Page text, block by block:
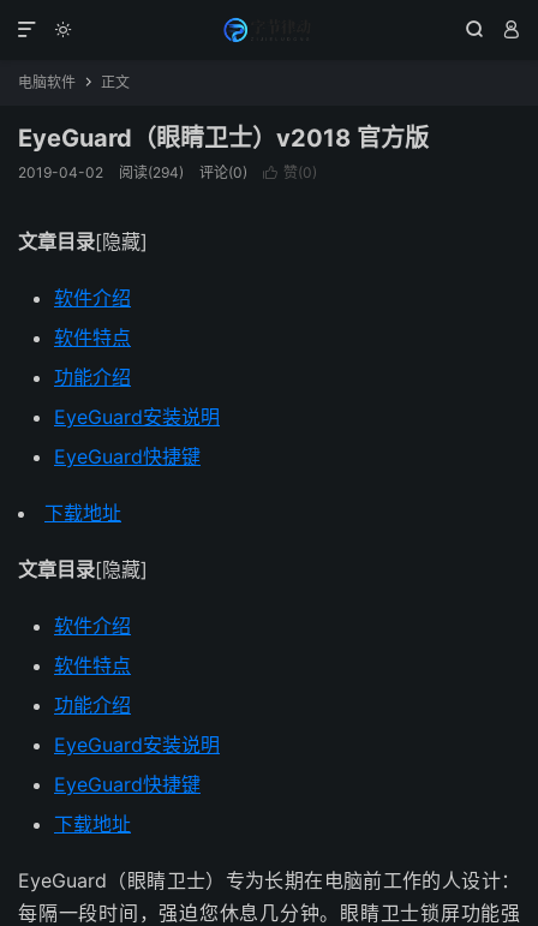
  

电脑软件  正文
EyeGuard（眼睛卫士）v2018 官方版
2019-04-02 阅读(294) 评论(0)  赞(0)
文章目录[隐藏]
软件介绍
软件特点
功能介绍
EyeGuard安装说明
EyeGuard快捷键
下载地址
文章目录[隐藏]
软件介绍
软件特点
功能介绍
EyeGuard安装说明
EyeGuard快捷键
下载地址
EyeGuard（眼睛卫士）专为长期在电脑前工作的人设计：
每隔一段时间，强迫您休息几分钟。眼睛卫士锁屏功能强